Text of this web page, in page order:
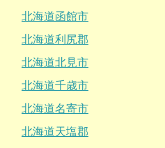
北海道函館市
北海道利尻郡
北海道北見市
北海道千歳市
北海道名寄市
北海道天塩郡